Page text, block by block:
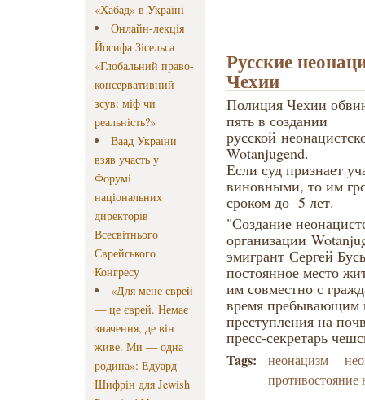
«Хабад» в Україні
Онлайн-лекція
Йосифа Зісельса
«Глобальний право-
консервативний
зсув: міф чи
реальність?»
Ваад України
взяв участь у
Форумі
національних
директорів
Всесвітнього
Єврейського
Конгресу
«Для мене єврей
— це єврей. Немає
значення, де він
живе. Ми — одна
родина»: Едуард
Шифрін для Jewish
Русские
Чехии
Полиция Чехии
пять в создании
русской
Wotanjugend.
Если суд признает
виновными, то им
сроком до 5 лет.
"Создание
организации
эмигрант Сергей
постоянное место
им совместно с
время пребывающим
преступления на
пресс-секретарь
Tags: неонацизм
противостояние